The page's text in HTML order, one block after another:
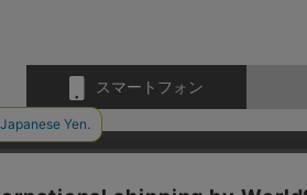
スマートフォン